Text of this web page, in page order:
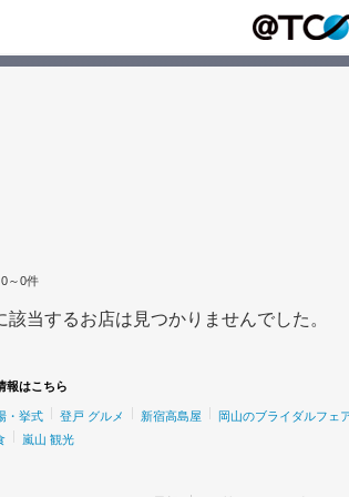
0～0件
該当するお店は見つかりませんでした。
報はこちら
・挙式 登戸 グルメ 新宿高島屋
岡山のブライダルフェ
嵐山 観光